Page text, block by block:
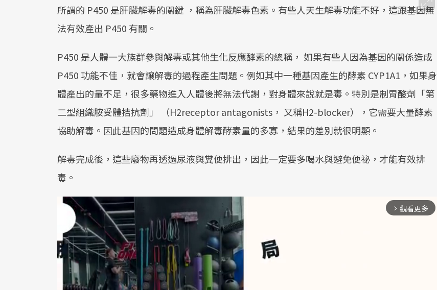
所謂的 P450 是肝臟解毒的關鍵 ，稱為肝臟解毒色素。有些人天生解毒功能不好，這跟基因無
法有效產出 P450 有關。
P450 是人體一大族群參與解毒或其他生化反應酵素的總稱， 如果有些人因為基因的關係造成
P450 功能不佳，就會讓解毒的過程產生問題。例如其中一種基因產生的酵素 CYP1A1，如果身
體產出的量不足，很多藥物進入人體後將無法代謝，對身體來說就是毒。特別是制胃酸劑「第
二型組織胺受體拮抗劑」 （H2receptor antagonists， 又稱H2-blocker），它需要大量酵素
協助解毒。因此基因的問題造成身體解毒酵素量的多寡，結果的差別就很明顯。
解毒完成後，這些廢物再透過尿液與糞便排出，因此一定要多喝水與避免便祕，才能有效排
毒。
arrow_forward_ios 觀看更多